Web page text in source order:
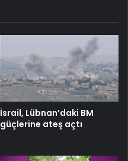
İsrail, Lübnan’daki BM
güçlerine ateş açtı